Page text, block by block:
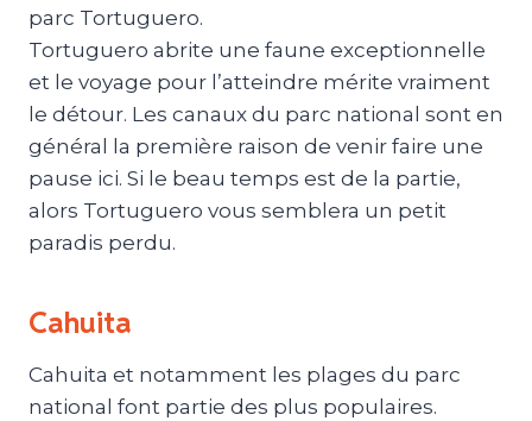
parc Tortuguero.
Tortuguero abrite une faune exceptionnelle
et le voyage pour l’atteindre mérite vraiment
le détour. Les canaux du parc national sont en
général la première raison de venir faire une
pause ici. Si le beau temps est de la partie,
alors Tortuguero vous semblera un petit
paradis perdu.
Cahuita
Cahuita et notamment les plages du parc
national font partie des plus populaires.